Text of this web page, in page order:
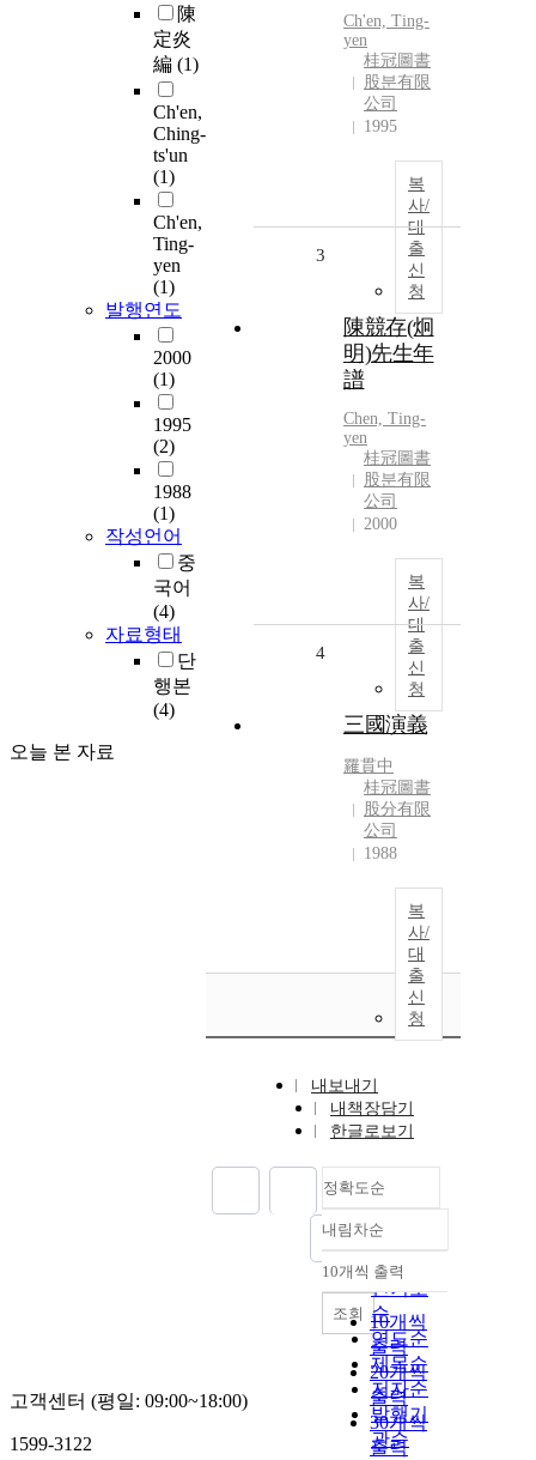
陳
定炎
編 (1)
Ch'en,
Ching-
ts'un
(1)
Ch'en,
Ting-
yen
(1)
발행연도
2000
(1)
1995
(2)
1988
(1)
작성언어
중
국어
(4)
자료형태
단
행본
(4)
오늘 본 자료
Ch'en, Ting-
yen
桂冠圖書
股분有限
公司
1995
복
사/
대
출
신
청
3
陳競存(炯
明)先生年
譜
Chen, Ting-
yen
桂冠圖書
股분有限
公司
2000
복
사/
대
출
신
청
4
三國演義
羅貫中
桂冠圖書
股分有限
公司
1988
복
사/
대
출
신
청
내보내기
내책장담기
한글로보기
정확도순
정확도
순
인기도
순
연도순
제목순
저자순
발행기
관순
내림차순
내림차순
10개씩 출력
10개씩
출력
20개씩
출력
30개씩
출력
조회
고객센터 (평일: 09:00~18:00)
1599-3122